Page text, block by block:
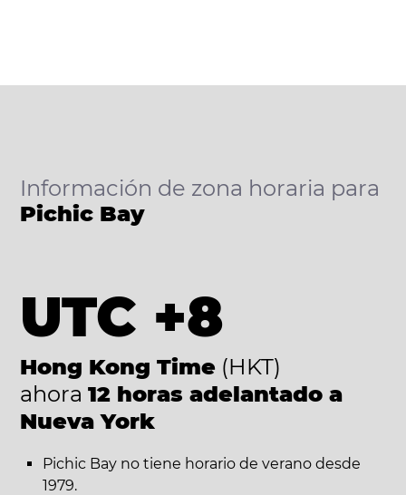
Información de zona horaria para
Pichic Bay
UTC +8
Hong Kong Time (HKT)
ahora 12 horas adelantado a
Nueva York
Pichic Bay no tiene horario de verano desde
1979.